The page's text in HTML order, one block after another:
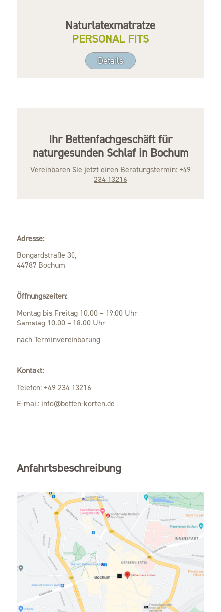
Naturlatexmatratze
PERSONAL FITS
Details
Ihr Bettenfachgeschäft für
naturgesunden Schlaf in Bochum
Vereinbaren Sie jetzt einen Beratungstermin: +49
234 13216
Adresse:
Bongardstraße 30,
44787 Bochum
Öffnungszeiten:
Montag bis Freitag 10.00 – 19:00 Uhr
Samstag 10.00 – 18.00 Uhr
nach Terminvereinbarung
Kontakt:
Telefon: +49 234 13216
E-mail: info@betten-korten.de
Anfahrtsbeschreibung